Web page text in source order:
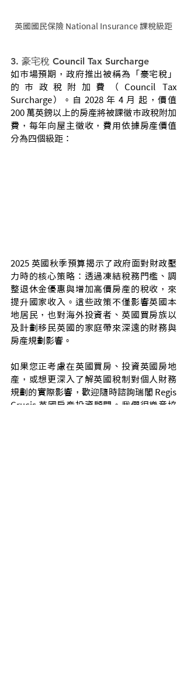
英國國民保險 National Insurance 課稅級距
3. 豪宅稅 Council Tax Surcharge
如市場預期，政府推出被稱為「豪宅稅」
的市政稅附加費（Council Tax
Surcharge）。自 2028 年 4 月 起，價值
200 萬英鎊以上的房產將被課徵市政稅附加
費，每年向屋主徵收，費用依據房產價值
分為四個級距：
2025 英國秋季預算揭示了政府面對財政壓
力時的核心策略：透過凍結稅務門檻、調
整退休金優惠與增加高價房產的稅收，來
提升國家收入。這些政策不僅影響英國本
地居民，也對海外投資者、英國買房族以
及計劃移民英國的家庭帶來深遠的財務與
房產規劃影響。
如果您正考慮在英國買房、投資英國房地
產，或想更深入了解英國稅制對個人財務
規劃的實際影響，歡迎隨時諮詢瑞閣 Regis
Crucis 英國房產投資顧問。我們很樂意協